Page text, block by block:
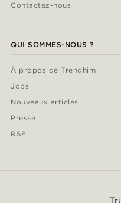
Contactez-nous
QUI SOMMES-NOUS ?
À propos de Trendhim
Jobs
Nouveaux articles
Presse
RSE